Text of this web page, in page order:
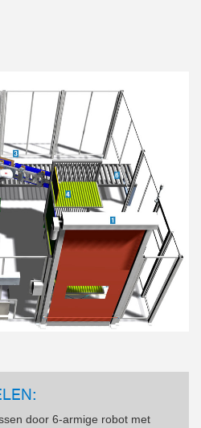
door 6-armige robot met